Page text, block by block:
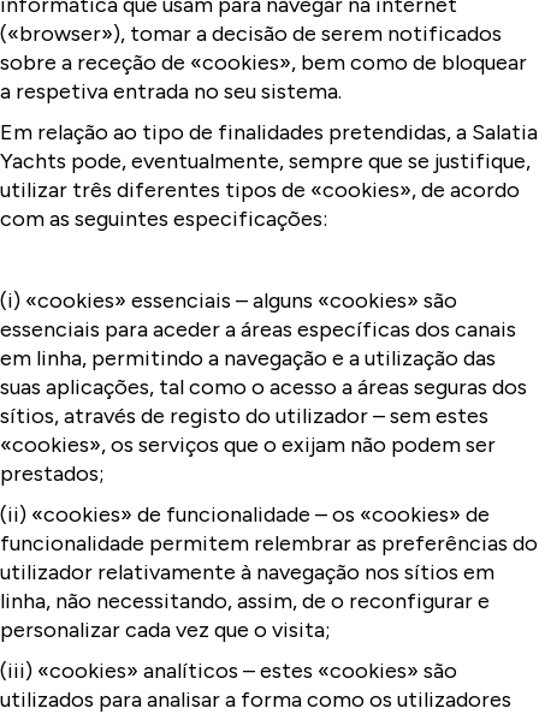
(«browser»), tomar a decisão de serem notificados
sobre a receção de «cookies», bem como de bloquear
a respetiva entrada no seu sistema.
Em relação ao tipo de finalidades pretendidas, a Salatia
Yachts pode, eventualmente, sempre que se justifique,
utilizar três diferentes tipos de «cookies», de acordo
com as seguintes especificações:
(i) «cookies» essenciais – alguns «cookies» são
essenciais para aceder a áreas específicas dos canais
em linha, permitindo a navegação e a utilização das
suas aplicações, tal como o acesso a áreas seguras dos
sítios, através de registo do utilizador – sem estes
«cookies», os serviços que o exijam não podem ser
prestados;
(ii) «cookies» de funcionalidade – os «cookies» de
funcionalidade permitem relembrar as preferências do
utilizador relativamente à navegação nos sítios em
linha, não necessitando, assim, de o reconfigurar e
personalizar cada vez que o visita;
(iii) «cookies» analíticos – estes «cookies» são
utilizados para analisar a forma como os utilizadores